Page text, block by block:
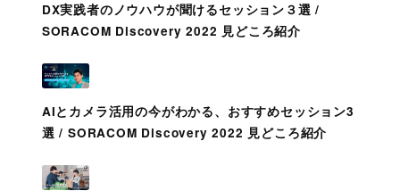
DX実践者のノウハウが聞けるセッション３選 /
SORACOM Discovery 2022 見どころ紹介
AIとカメラ活用の今がわかる、おすすめセッション3
選 / SORACOM Discovery 2022 見どころ紹介